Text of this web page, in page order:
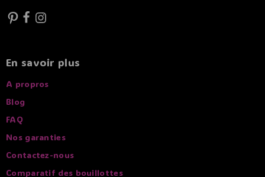
En savoir plus
A propros
Blog
FAQ
Nos garanties
Contactez-nous
Comparatif des bouillottes